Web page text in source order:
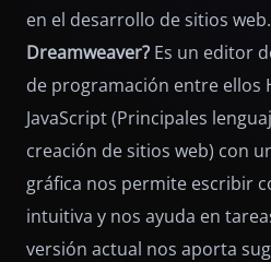
en el desarrollo de sitios web.
Dreamweaver? Es un editor
de programación entre ellos
JavaScript (Principales
creación de sitios web) con
gráfica nos permite escribir
intuitiva y nos ayuda en
versión actual nos aporta